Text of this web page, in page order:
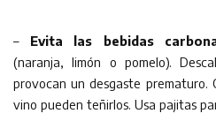
–Evita las bebidas
(naranja, limón o pomelo).
provocan un desgaste
vino pueden teñirlos. Usa pajitas